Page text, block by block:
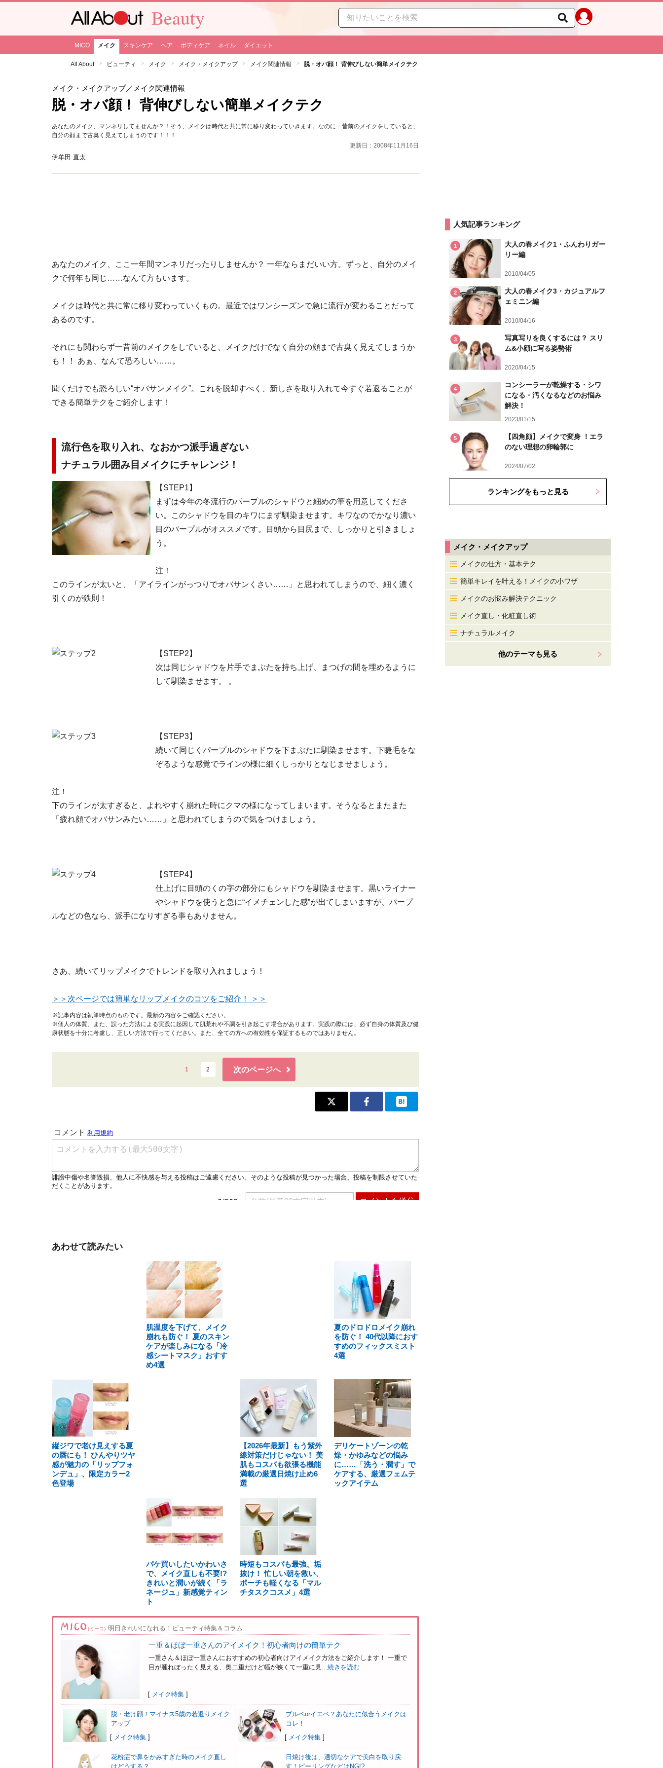
Beauty
MICO メイク スキンケア ヘア ボディケア ネイル ダイエット
All About ビューティ メイク メイク・メイクアップ メイク関連情報 脱・オバ顔！ 背伸びしない簡単メイクテク
メイク・メイクアップ／メイク関連情報
脱・オバ顔！ 背伸びしない簡単メイクテク
あなたのメイク、マンネリしてませんか？！そう、メイクは時代と共に常に移り変わっていきます。なのに一昔前のメイクをしていると、
自分の顔まで古臭く見えてしまうのです！！！
更新日：2008年11月16日
伊牟田 直太
あなたのメイク、ここ一年間マンネリだったりしませんか？ 一年ならまだいい方。ずっと、自分のメイ
クで何年も同じ……なんて方もいます。
メイクは時代と共に常に移り変わっていくもの。最近ではワンシーズンで急に流行が変わることだって
あるのです。
それにも関わらず一昔前のメイクをしていると、メイクだけでなく自分の顔まで古臭く見えてしまうか
も！！ あぁ、なんて恐ろしい……。
聞くだけでも恐ろしい“オバサンメイク”。これを脱却すべく、新しさを取り入れて今すぐ若返ることが
できる簡単テクをご紹介します！
流行色を取り入れ、なおかつ派手過ぎない
ナチュラル囲み目メイクにチャレンジ！
【STEP1】
まずは今年の冬流行のパープルのシャドウと細めの筆を用意してくださ
い。このシャドウを目のキワにまず馴染ませます。キワなのでかなり濃い
目のパープルがオススメです。目頭から目尻まで、しっかりと引きましょ
う。
注！
このラインが太いと、「アイラインがっつりでオバサンくさい……」と思われてしまうので、細く濃く
引くのが鉄則！
【STEP2】
次は同じシャドウを片手でまぶたを持ち上げ、まつげの間を埋めるように
して馴染ませます。 。
【STEP3】
続いて同じくパープルのシャドウを下まぶたに馴染ませます。下睫毛をな
ぞるような感覚でラインの様に細くしっかりとなじませましょう。
注！
下のラインが太すぎると、よれやすく崩れた時にクマの様になってしまいます。そうなるとまたまた
「疲れ顔でオバサンみたい……」と思われてしまうので気をつけましょう。
【STEP4】
仕上げに目頭のくの字の部分にもシャドウを馴染ませます。黒いライナー
やシャドウを使うと急に“イメチェンした感”が出てしまいますが、パープ
ルなどの色なら、派手になりすぎる事もありません。
さあ、続いてリップメイクでトレンドを取り入れましょう！
＞＞次ページでは簡単なリップメイクのコツをご紹介！ ＞＞
※記事内容は執筆時点のものです。最新の内容をご確認ください。
※個人の体質、また、誤った方法による実践に起因して肌荒れや不調を引き起こす場合があります。実践の際には、必ず自身の体質及び健
康状態を十分に考慮し、正しい方法で行ってください。また、全ての方への有効性を保証するものではありません。
1 2 次のページへ
あわせて読みたい
肌温度を下げて、メイク
崩れも防ぐ！ 夏のスキン
ケアが楽しみになる「冷
感シートマスク」おすす
め4選
夏のドロドロメイク崩れ
を防ぐ！ 40代以降におす
すめのフィックスミスト
4選
縦ジワで老け見えする夏
の唇にも！ ひんやりツヤ
感が魅力の「リップフォ
ンデュ」、限定カラー2
色登場
【2026年最新】もう紫外
線対策だけじゃない！ 美
肌もコスパも欲張る機能
満載の厳選日焼け止め6
選
デリケートゾーンの乾
燥・かゆみなどの悩み
に……「洗う・潤す」で
ケアする、厳選フェムテ
ックアイテム
パケ買いしたいかわいさ
で、メイク直しも不要!?
きれいと潤いが続く「ラ
ネージュ」新感覚ティン
ト
時短もコスパも最強、垢
抜け！ 忙しい朝を救い、
ポーチも軽くなる「マル
チタスクコスメ」4選
(ミーコ) 明日きれいになれる！ビューティ特集＆コラム
一重＆ほぼ一重さんのアイメイク！初心者向けの簡単テク
一重さん＆ほぼ一重さんにおすすめの初心者向けアイメイク方法をご紹介します！ 一重で
目が腫れぼったく見える、奥二重だけど幅が狭くて一重に見...続きを読む
[ メイク特集 ]
脱・老け顔！マイナス5歳の若返りメイク
アップ
[ メイク特集 ]
ブルベorイエベ？あなたに似合うメイクは
コレ！
[ メイク特集 ]
花粉症で鼻をかみすぎた時のメイク直し
はどうする？
日焼け後は、適切なケアで美白を取り戻
す！ピーリングなどはNG!?
人気記事ランキング
1
大人の春メイク1・ふんわりガー
リー編
2010/04/05
2
大人の春メイク3・カジュアルフ
ェミニン編
2010/04/16
3
写真写りを良くするには？ スリ
ム&小顔に写る姿勢術
2020/04/15
4
コンシーラーが乾燥する・シワ
になる・汚くなるなどのお悩み
解決！
2023/01/15
5
【四角顔】メイクで変身 ！エラ
のない理想の卵輪郭に
2024/07/02
ランキングをもっと見る
メイク・メイクアップ
メイクの仕方・基本テク
簡単キレイを叶える！メイクの小ワザ
メイクのお悩み解決テクニック
メイク直し・化粧直し術
ナチュラルメイク
他のテーマも見る